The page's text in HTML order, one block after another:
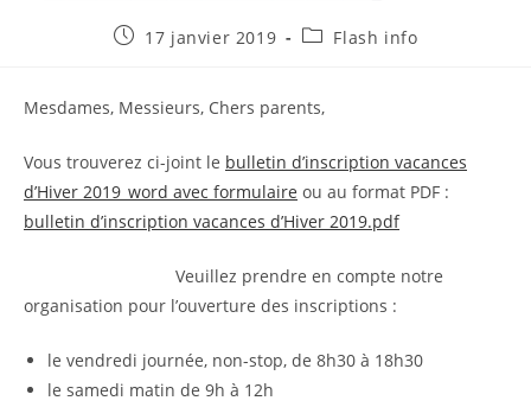
Publication
17 janvier 2019
PostFlash info
Mesdames, Messieurs, Chers parents,
Vous trouverez ci-joint le bulletin d’inscription vacances
d’Hiver 2019_word avec formulaire ou au format PDF :
bulletin d’inscription vacances d’Hiver 2019.pdf
Veuillez prendre en compte notre
organisation pour l’ouverture des inscriptions :
le vendredi journée, non-stop, de 8h30 à 18h30
le samedi matin de 9h à 12h